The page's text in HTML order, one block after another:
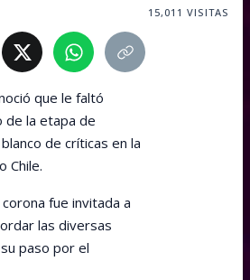
15,011 VISITAS
que le faltó
de la etapa de
de críticas en la
Chile.
fue invitada a
las diversas
paso por el